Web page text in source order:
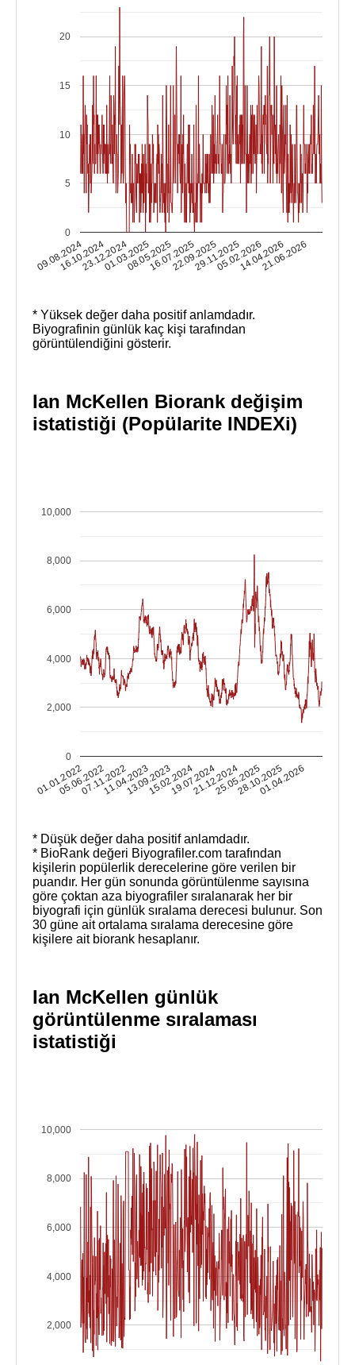
09.08.2024
16.10.202423.12.202401.03.202508.05.202516.07.202522.09.202529.11.202505.02.202614.04.2026
21.06.2026
0
5
10
15
20
* Yüksek değer daha positif anlamdadır.
Biyografinin günlük kaç kişi tarafından
görüntülendiğini gösterir.
Ian McKellen Biorank değişim
istatistiği (Popülarite INDEXi)
01.01.2022
05.06.2022
07.11.2022
11.04.2023
13.09.2023
15.02.2024
19.07.2024
21.12.2024
25.05.2025
28.10.2025
01.04.2026
0
2,000
4,000
6,000
8,000
10,000
* Düşük değer daha positif anlamdadır.
* BioRank değeri Biyografiler.com tarafından
kişilerin popülerlik derecelerine göre verilen bir
puandır. Her gün sonunda görüntülenme sayısına
göre çoktan aza biyografiler sıralanarak her bir
biyografi için günlük sıralama derecesi bulunur. Son
30 güne ait ortalama sıralama derecesine göre
kişilere ait biorank hesaplanır.
Ian McKellen günlük
görüntülenme sıralaması
istatistiği
2,000
4,000
6,000
8,000
10,000